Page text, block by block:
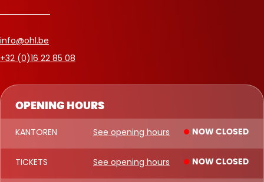
OPENING HOURS
KANTOREN See opening hours NOW CLOSED
TICKETS See opening hours NOW CLOSED
info@ohl.be
+32 (0)16 22 85 08